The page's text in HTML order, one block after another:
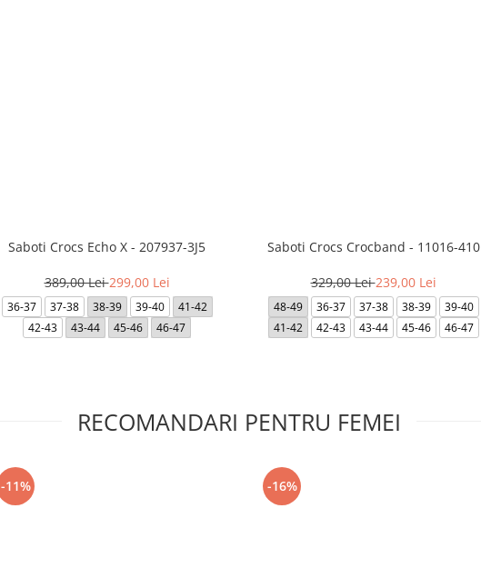
Saboti Crocs Echo X - 207937-3J5
389,00 Lei299,00 Lei
36-37 37-38 38-39 39-40
41-42
42-43
43-44 45-46 46-47
Saboti Crocs Crocband - 11016-410
329,00 Lei239,00 Lei
48-49 36-37 37-38 38-39
39-40
41-42
42-43 43-44 45-46 46-47
RECOMANDARI PENTRU FEMEI
-11% -16%